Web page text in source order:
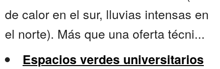
de calor en el sur, lluvias intensas en
el norte). Más que una oferta técni...
Espacios verdes universitarios